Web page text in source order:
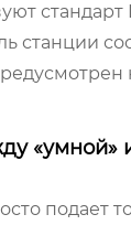
стандарт
станции
«умной»
подает